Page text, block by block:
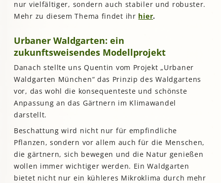
nur vielfältiger, sondern auch stabiler und robuster.
Mehr zu diesem Thema findet ihr hier.
Urbaner Waldgarten: ein
zukunftsweisendes Modellprojekt
Danach stellte uns Quentin vom Projekt „Urbaner
Waldgarten München“ das Prinzip des Waldgartens
vor, das wohl die konsequenteste und schönste
Anpassung an das Gärtnern im Klimawandel
darstellt.
Beschattung wird nicht nur für empfindliche
Pflanzen, sondern vor allem auch für die Menschen,
die gärtnern, sich bewegen und die Natur genießen
wollen immer wichtiger werden. Ein Waldgarten
bietet nicht nur ein kühleres Mikroklima durch mehr